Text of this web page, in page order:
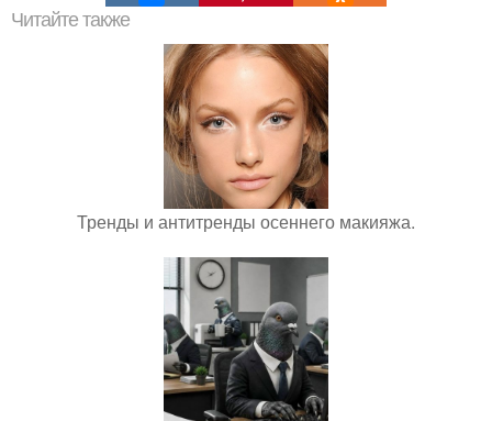
Читайте также
Тренды и антитренды осеннего макияжа.